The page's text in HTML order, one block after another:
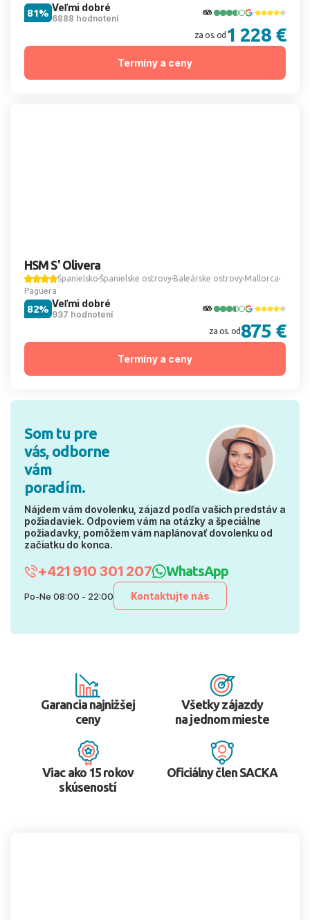
Veľmi dobré
6888 hodnotení
81%
za os. od 1 228 €
Termíny a ceny
HSM S' Olivera
Španielsko Španielske ostrovy Baleárske ostrovy Mallorca
Paguera
Veľmi dobré
937 hodnotení
82%
za os. od 875 €
Termíny a ceny
Som tu pre
vás, odborne
vám
poradím.
Nájdem vám dovolenku, zájazd podľa vašich predstáv a
požiadaviek. Odpoviem vám na otázky a špeciálne
požiadavky, pomôžem vám naplánovať dovolenku od
začiatku do konca.
+421 910 301 207 WhatsApp
Po-Ne 08:00 - 22:00 Kontaktujte nás
Garancia najnižšej
ceny
Všetky zájazdy
na jednom mieste
Viac ako 15 rokov
skúseností
Oficiálny člen SACKA